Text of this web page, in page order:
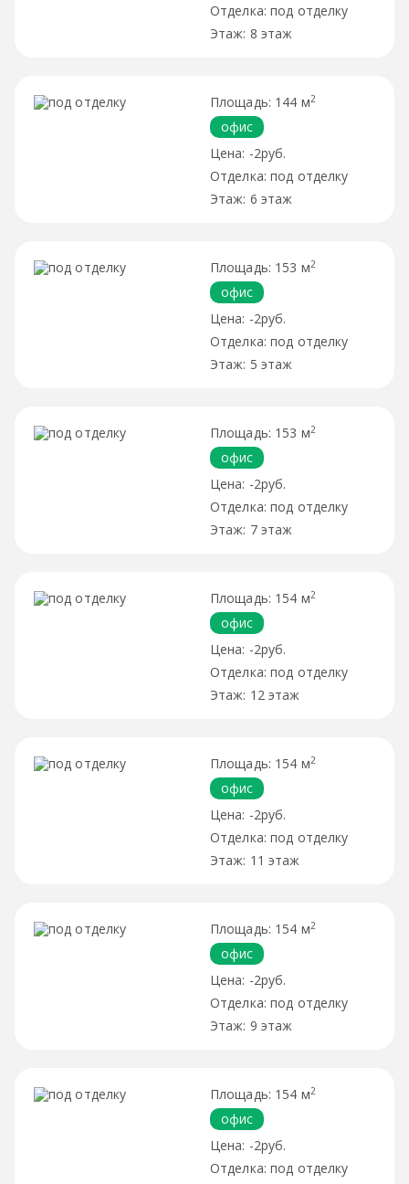
под отделку
8 этаж
144 м2
офис
-2руб.
под отделку
6 этаж
153 м2
офис
-2руб.
под отделку
5 этаж
153 м2
офис
-2руб.
под отделку
7 этаж
154 м2
офис
-2руб.
под отделку
12 этаж
154 м2
офис
-2руб.
под отделку
11 этаж
154 м2
офис
-2руб.
под отделку
9 этаж
154 м2
офис
-2руб.
под отделку